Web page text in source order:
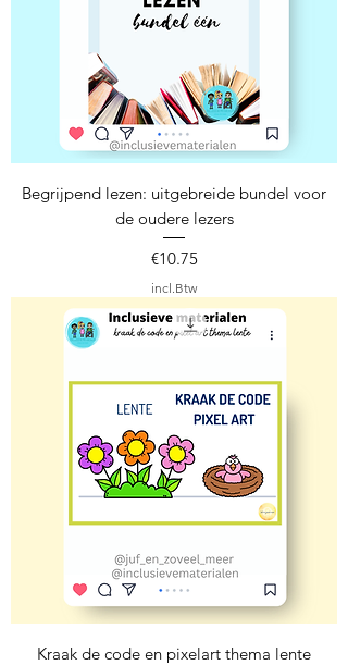
Begrijpend lezen: uitgebreide bundel voor
de oudere lezers
Prijs
€10.75
incl.Btw
Kraak de code en pixelart thema lente